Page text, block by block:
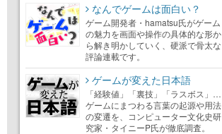
なんでゲームは面白い？
ゲーム開発者・hamatsu氏がゲーム
の魅力を画面や操作の具体的な形か
ら解き明かしていく、硬派で骨太な
評論連載です。
ゲームが変えた日本語
「経験値」「裏技」「ラスボス」…
ゲームにまつわる言葉の起源や用法
の変遷を、コンピューター文化史研
究家・タイニーP氏が徹底調査。